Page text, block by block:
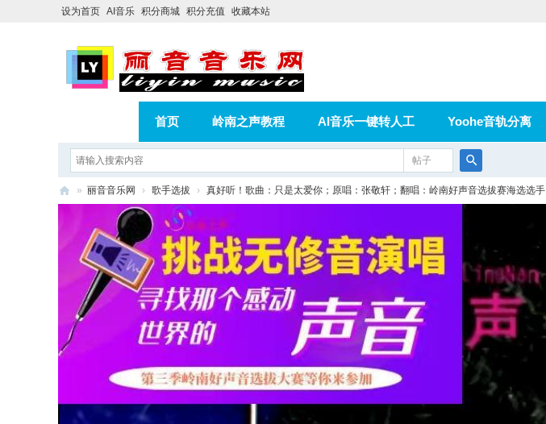
设为首页 AI音乐 积分商城 积分充值 收藏本站
首页 岭南之声教程 AI音乐一键转人工 Yoohe音轨分离
在线论坛
相册 分享 记录
帖子
搜
索
» 丽音音乐网 › 歌手选拔 › 真好听！歌曲：只是太爱你；原唱：张敬轩；翻唱：岭南好声音选拔赛海选选手